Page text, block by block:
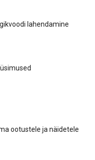
lahendamine
ootustele ja näidetele